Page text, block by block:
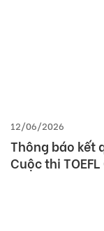
12/06/2026
Thông báo kết
Cuộc thi